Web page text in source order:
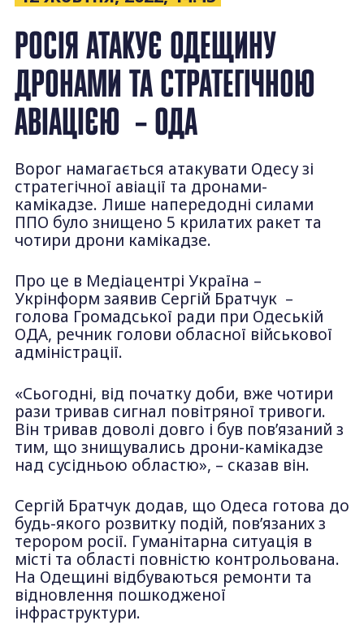
РОСІЯ АТАКУЄ ОДЕЩИНУ
ДРОНАМИ ТА СТРАТЕГІЧНОЮ
АВІАЦІЄЮ – ОДА
Ворог намагається атакувати Одесу зі
стратегічної авіації та дронами-
камікадзе. Лише напередодні силами
ППО було знищено 5 крилатих ракет та
чотири дрони камікадзе.
Про це в Медіацентрі Україна –
Укрінформ заявив Сергій Братчук –
голова Громадської ради при Одеській
ОДА, речник голови обласної військової
адміністрації.
«Сьогодні, від початку доби, вже чотири
рази тривав сигнал повітряної тривоги.
Він тривав доволі довго і був пов’язаний з
тим, що знищувались дрони-камікадзе
над сусідньою областю», – сказав він.
Сергій Братчук додав, що Одеса готова до
будь-якого розвитку подій, пов’язаних з
терором росії. Гуманітарна ситуація в
місті та області повністю контрольована.
На Одещині відбуваються ремонти та
відновлення пошкодженої
інфраструктури.